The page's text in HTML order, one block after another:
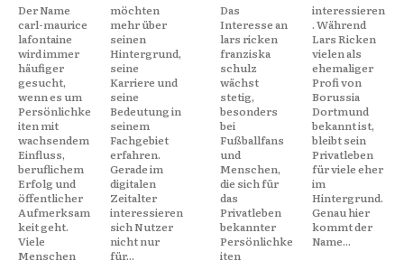
Der Name
carl-maurice
lafontaine
wird immer
häufiger
gesucht,
wenn es um
Persönlichke
iten mit
wachsendem
Einfluss,
beruflichem
Erfolg und
öffentlicher
Aufmerksam
keit geht.
Viele
Menschen
möchten
mehr über
seinen
Hintergrund,
seine
Karriere und
seine
Bedeutung in
seinem
Fachgebiet
erfahren.
Gerade im
digitalen
Zeitalter
interessieren
sich Nutzer
nicht nur
für...
Das
Interesse an
lars ricken
franziska
schulz
wächst
stetig,
besonders
bei
Fußballfans
und
Menschen,
die sich für
das
Privatleben
bekannter
Persönlichke
iten
interessieren
. Während
Lars Ricken
vielen als
ehemaliger
Profi von
Borussia
Dortmund
bekannt ist,
bleibt sein
Privatleben
für viele eher
im
Hintergrund.
Genau hier
kommt der
Name...